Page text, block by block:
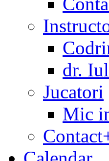
dr.
Jucatori
Mic